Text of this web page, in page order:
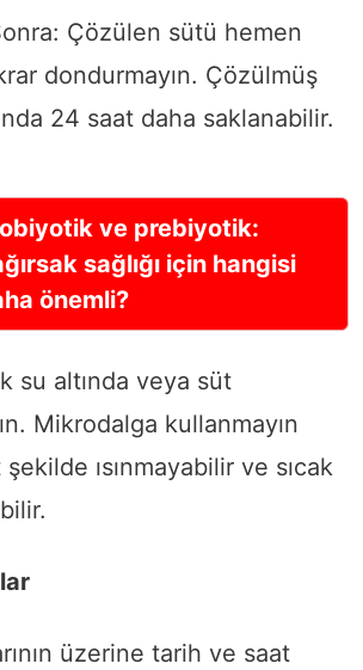
Çözülen sütü hemen
dondurmayın. Çözülmüş
24 saat daha saklanabilir.
ve prebiyotik:
sağlığı için hangisi
önemli?
su altında veya süt
Mikrodalga kullanmayın
ısınmayabilir ve sıcak
üzerine tarih ve saat